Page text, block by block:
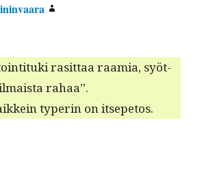
rasit­taa raamia, syöt­
rahaa”.
type­r­in on itsepetos.